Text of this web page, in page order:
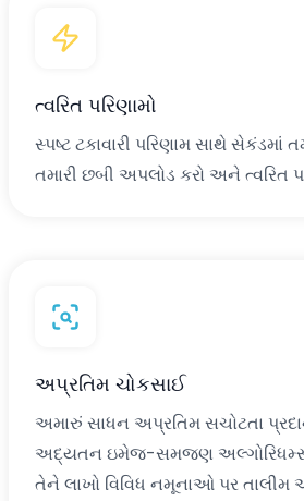
ત્વરિત પરિણામો
સ્પષ્ટ ટકાવારી પરિણામ સાથે સેકંડમાં
તમારી છબી અપલોડ કરો અને ત્વરિત
અપ્રતિમ ચોકસાઈ
અમારું સાધન અપ્રતિમ સચોટતા
અદ્યતન ઇમેજ-સમજણ અલ્ગોરિધમ્સ
તેને લાખો વિવિધ નમૂનાઓ પર